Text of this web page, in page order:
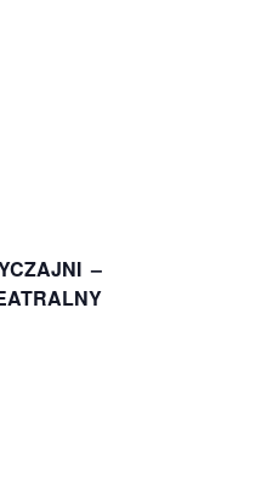
–